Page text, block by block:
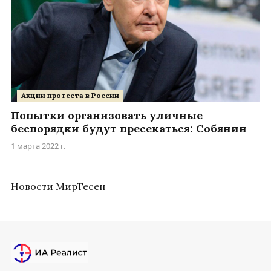
Акции протеста в России
Попытки организовать уличные
беспорядки будут пресекаться: Собянин
1 марта 2022 г.
Новости МирТесен